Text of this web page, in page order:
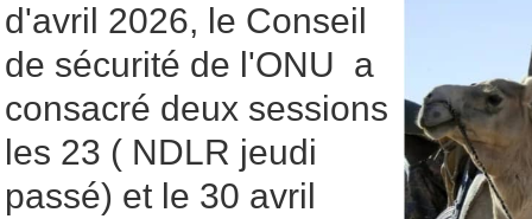
d'avril 2026, le Conseil
de sécurité de l'ONU a
consacré deux sessions
les 23 ( NDLR jeudi
passé) et le 30 avril